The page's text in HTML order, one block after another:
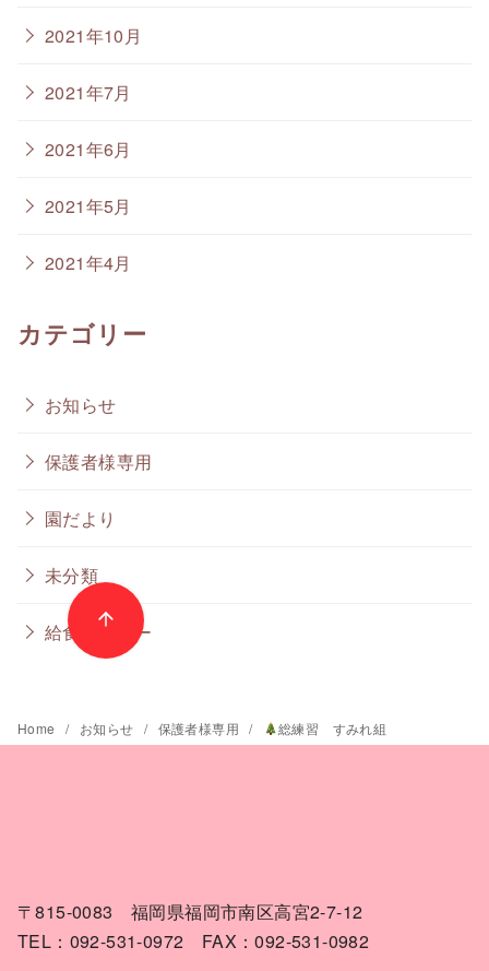
2021年10月
2021年7月
2021年6月
2021年5月
2021年4月
カテゴリー
お知らせ
保護者様専用
園だより
未分類
給食メニュー
Home お知らせ 保護者様専用 総練習 すみれ組
〒815-0083 福岡県福岡市南区高宮2-7-12
TEL：092-531-0972 FAX：092-531-0982